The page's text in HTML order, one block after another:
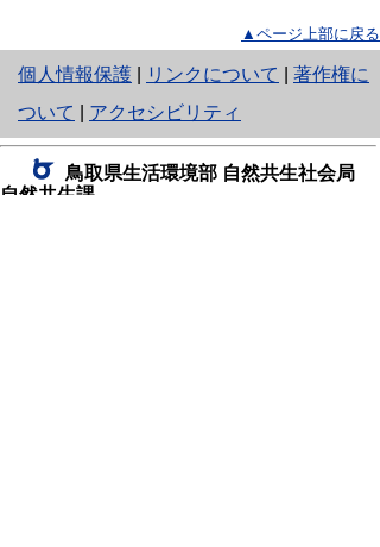
▲ページ上部に戻る
個人情報保護
と
り
ネ
ッ
リンクについて
著作権に
ついて
アクセシビリティ
鳥取県生活環境部 自然共生社会局
自然共生課